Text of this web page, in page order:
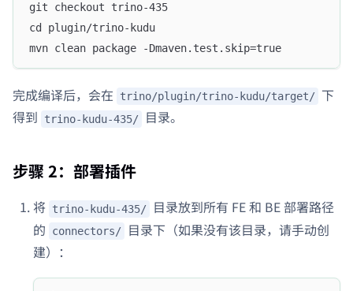
git checkout trino-435
cd plugin/trino-kudu
mvn clean package -Dmaven.test.skip=true
完成编译后，会在 trino/plugin/trino-kudu/target/ 下
得到
trino-kudu-435/ 目录。
步骤 2：部署插件
将 trino-kudu-435/
目录放到所有 FE 和 BE 部署路径
的
connectors/
目录下（如果没有该目录，请手动创
建）：